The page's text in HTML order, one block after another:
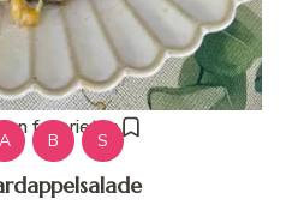
favorieten
A B S